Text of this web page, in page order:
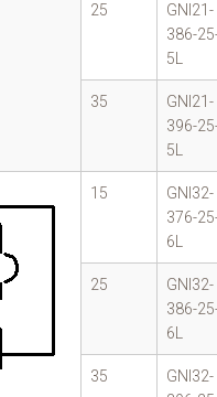
25
GNI21-
386-
5L
35
GNI21-
396-
5L
15
GNI32-
376-
6L
25
GNI32-
386-
6L
35
GNI32-